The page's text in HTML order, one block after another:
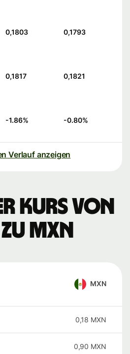
0,1803 0,1793
0,1817 0,1821
-1.86% -0.80%
Verlauf anzeigen
Kurs von
zu MXN
MXN
0,18 MXN
0,90 MXN